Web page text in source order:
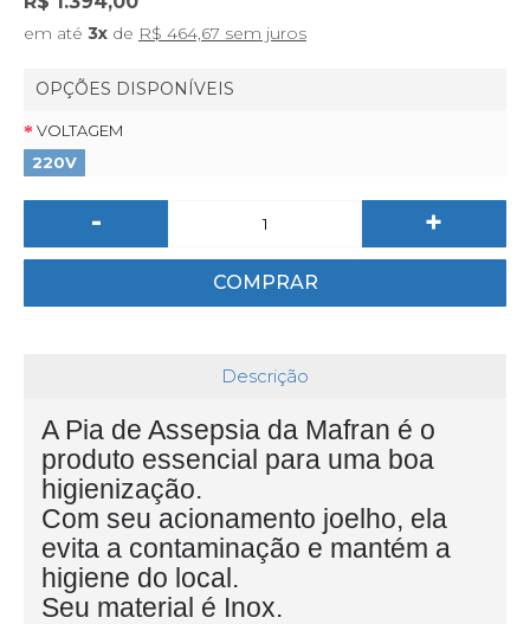
em até 3x de R$ 464,67 sem juros
OPÇÕES DISPONÍVEIS
VOLTAGEM
220V
- +
COMPRAR
Descrição
A Pia de Assepsia da Mafran é o
produto essencial para uma boa
higienização.
Com seu acionamento joelho, ela
evita a contaminação e mantém a
higiene do local.
Seu material é Inox.